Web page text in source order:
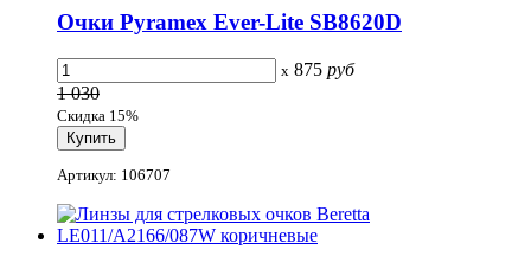
Очки Pyramex Ever-Lite SB8620D
x 875 руб
1 030
Скидка 15%
Артикул: 106707